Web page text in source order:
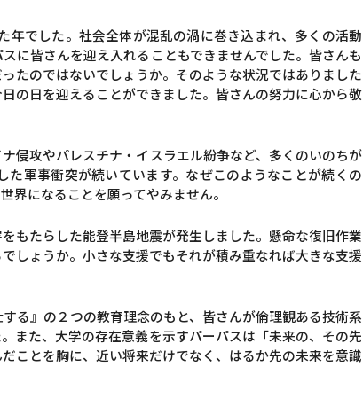
でした。社会全体が混乱の渦に巻き込まれ、多くの活動
に皆さんを迎え入れることもできませんでした。皆さんも
たのではないでしょうか。そのような状況ではありました
の日を迎えることができました。皆さんの努力に心から敬
侵攻やパレスチナ・イスラエル紛争など、多くのいのちが
軍事衝突が続いています。なぜこのようなことが続くの
界になることを願ってやみません。
もたらした能登半島地震が発生しました。懸命な復旧作業
しょうか。小さな支援でもそれが積み重なれば大きな支援
る』の２つの教育理念のもと、皆さんが倫理観ある技術系
また、大学の存在意義を示すパーパスは「未来の、その先
ことを胸に、近い将来だけでなく、はるか先の未来を意識